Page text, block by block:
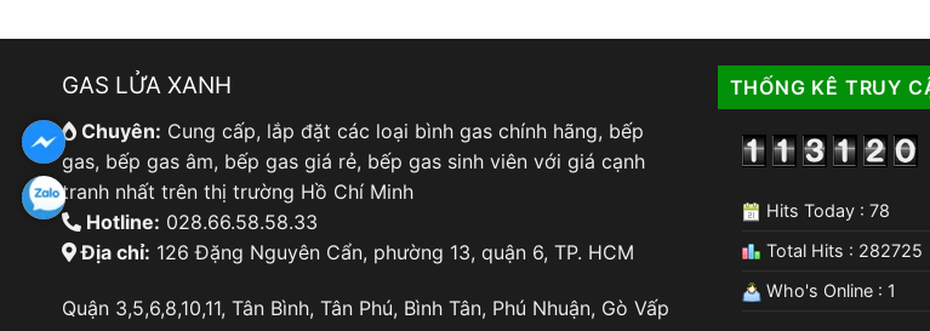
GAS LỬA XANH
Chuyên: Cung cấp, lắp đặt các loại bình gas chính hãng, bếp
gas, bếp gas âm, bếp gas giá rẻ, bếp gas sinh viên với giá cạnh
tranh nhất trên thị trường Hồ Chí Minh
Hotline: 028.66.58.58.33
Địa chỉ: 126 Đặng Nguyên Cẩn, phường 13, quận 6, TP. HCM
Quận 3,5,6,8,10,11, Tân Bình, Tân Phú, Bình Tân, Phú Nhuận, Gò Vấp
THỐNG KÊ TRUY
Hits Today : 78
Total Hits : 282725
Who's Online : 1